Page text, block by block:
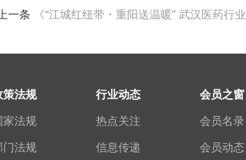
上一条 《“江城红纽带・重阳送温暖” 武汉医药行
策法规
家法规
门法规
行业动态
热点关注
信息传递
会员之窗
会员名录
会员动态